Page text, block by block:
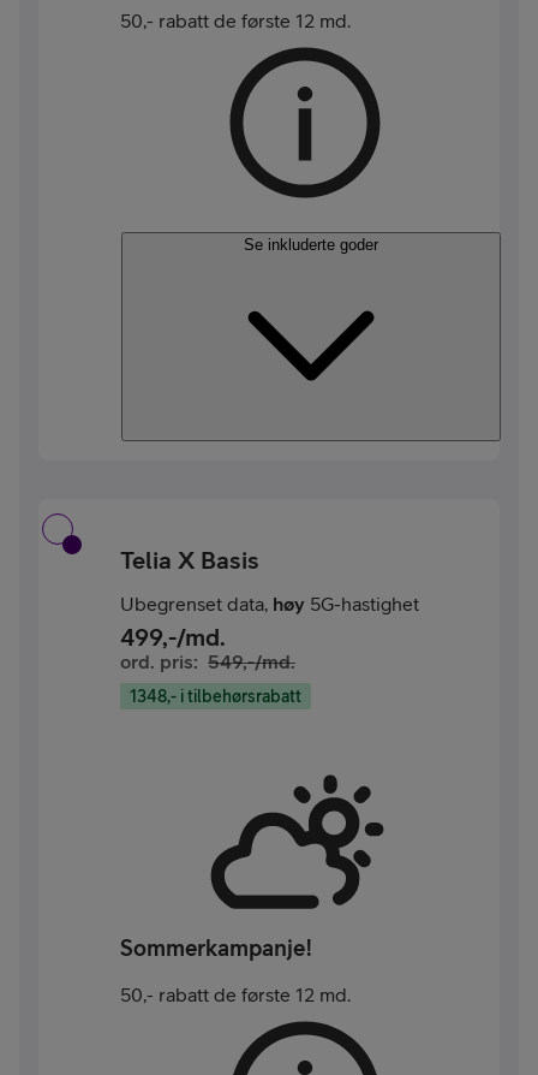
50,- rabatt de første 12 md.
Se inkluderte goder
Telia X Basis
Ubegrenset data, høy 5G-hastighet
499,-/md.
ord. pris: 549,-/md.
1348,- i tilbehørsrabatt
Sommerkampanje!
50,- rabatt de første 12 md.